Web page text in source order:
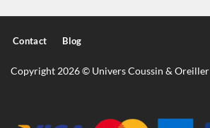
Contact Blog
Copyright 2026 © Univers Coussin & Oreiller